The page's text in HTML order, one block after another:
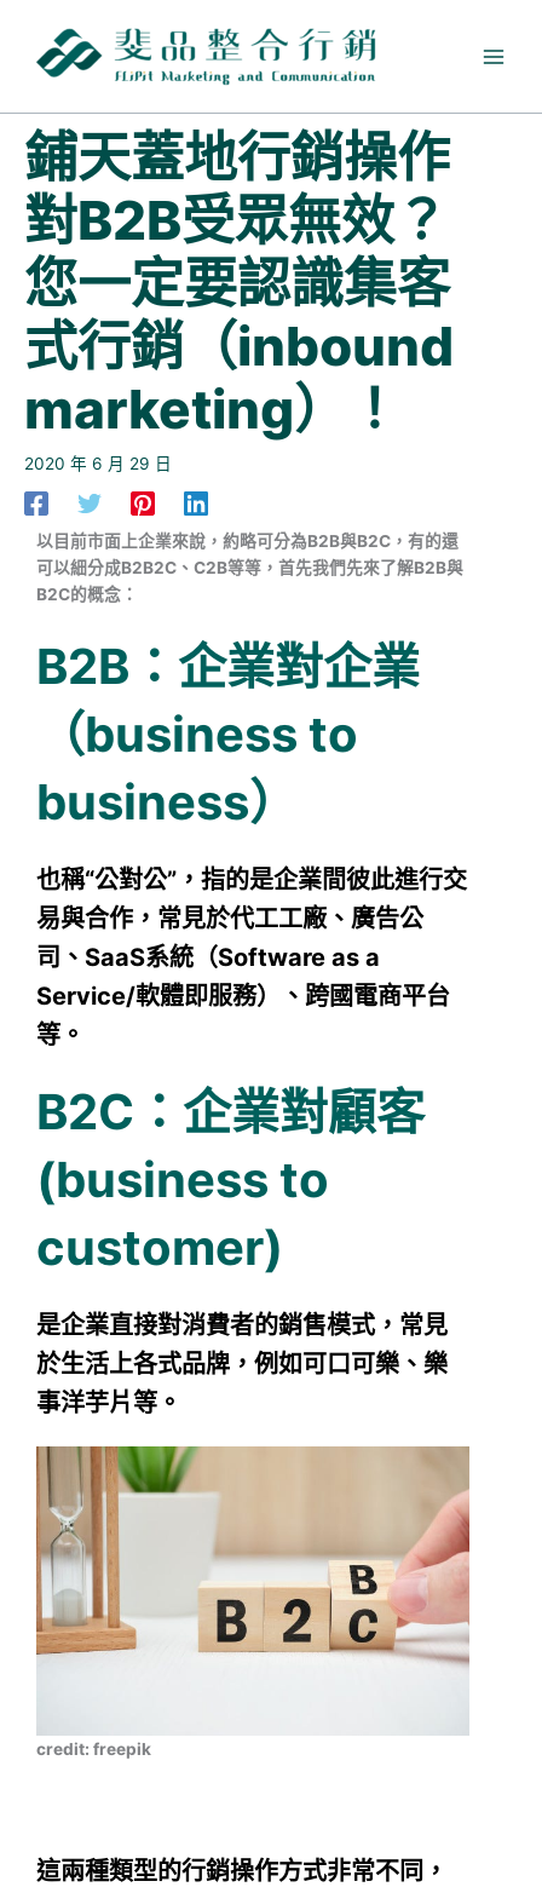
內
鋪天蓋地行銷操作
對B2B受眾無效？
您一定要認識集客
式行銷（inbound
marketing）！
2020 年 6 月 29 日
以目前市面上企業來說，約略可分為B2B與B2C，有的還
可以細分成B2B2C、C2B等等，首先我們先來了解B2B與
B2C的概念：
B2B：企業對企業
（business to
business）
也稱“公對公”，指的是企業間彼此進行交
易與合作，常見於代工工廠、廣告公
司、SaaS系統（Software as a
Service/軟體即服務）、跨國電商平台
等。
B2C：企業對顧客
(business to
customer)
是企業直接對消費者的銷售模式，常見
於生活上各式品牌，例如可口可樂、樂
事洋芋片等。
credit: freepik
這兩種類型的行銷操作方式非常不同，